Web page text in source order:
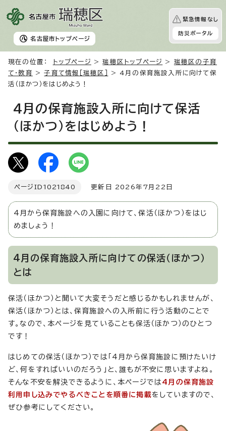
名古屋市 トップページ
緊急情報なし
防災ポータル
現在の位置： トップページ >瑞穂区トップページ > 瑞穂区の子育
て・教育
>子育て情報［瑞穂区］
> 4月の保育施設入所に向けて保
活（ほかつ）をはじめよう！
4月の保育施設入所に向けて保活
（ほかつ）をはじめよう！
ページID 1021840 更新日 2026年7月22日
4月から保育施設への入園に向けて、保活（ほかつ）をはじ
めましょう！
4月の保育施設入所に向けての保活（ほかつ）
とは
保活（ほかつ）と聞いて大変そうだと感じるかもしれませんが、
保活（ほかつ）とは、保育施設への入所前に行う活動のことで
す。なので、本ページを見ていることも保活（ほかつ）のひとつ
です！
はじめての保活（ほかつ）では「4月から保育施設に預けたいけ
ど、何をすればいいのだろう」と、誰もが不安に思いますよね。
そんな不安を解決できるように、本ページでは 4月の保育施設
利用申し込みでやるべきことを順番に掲載をしていますので、
ぜひ参考にしてください。